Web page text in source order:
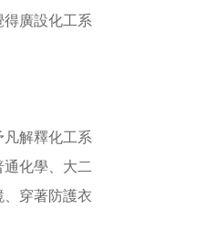
廣設化工系
解釋化工系
化學、大二
穿著防護衣